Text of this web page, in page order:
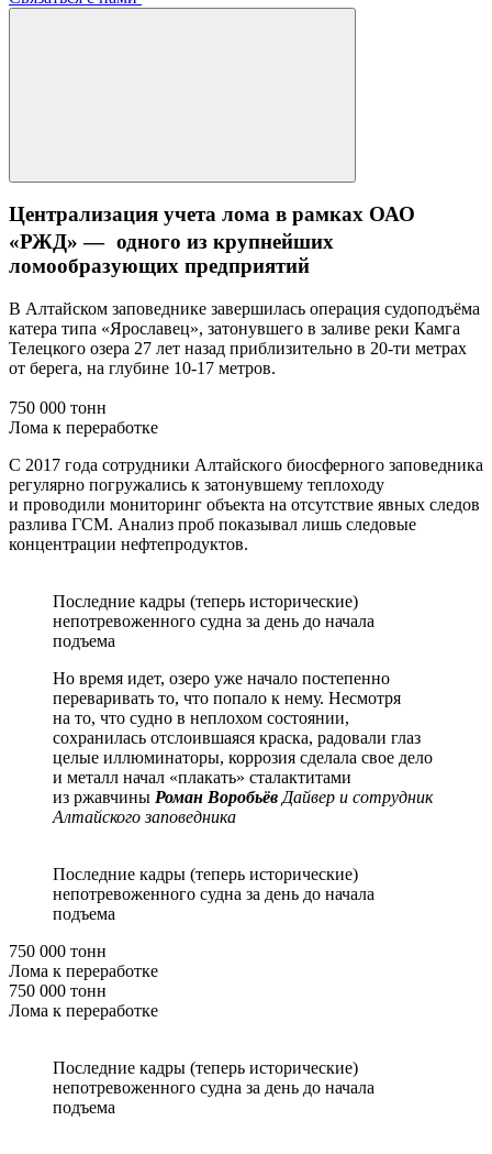
Централизация учета лома в рамках ОАО
«РЖД» — одного из крупнейших
ломообразующих предприятий
В Алтайском заповеднике завершилась операция судоподъёма
катера типа «Ярославец», затонувшего в заливе реки Камга
Телецкого озера 27 лет назад приблизительно в 20-ти метрах
от берега, на глубине 10-17 метров.
750 000 тонн
Лома к переработке
С 2017 года сотрудники Алтайского биосферного заповедника
регулярно погружались к затонувшему теплоходу
и проводили мониторинг объекта на отсутствие явных следов
разлива ГСМ. Анализ проб показывал лишь следовые
концентрации нефтепродуктов.
Последние кадры (теперь исторические)
непотревоженного судна за день до начала
подъема
Но время идет, озеро уже начало постепенно
переваривать то, что попало к нему. Несмотря
на то, что судно в неплохом состоянии,
сохранилась отслоившаяся краска, радовали глаз
целые иллюминаторы, коррозия сделала свое дело
и металл начал «плакать» сталактитами
из ржавчины Роман Воробьёв Дайвер и сотрудник
Алтайского заповедника
Последние кадры (теперь исторические)
непотревоженного судна за день до начала
подъема
750 000 тонн
Лома к переработке
750 000 тонн
Лома к переработке
Последние кадры (теперь исторические)
непотревоженного судна за день до начала
подъема